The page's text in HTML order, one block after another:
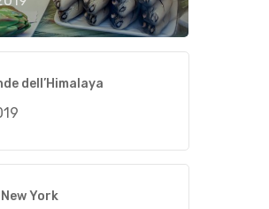
dell’Himalaya
York